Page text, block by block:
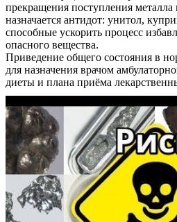
прекращения поступления
назначается антидот: унитол,
способные ускорить процесс
опасного вещества.
Приведение общего состояния в
для назначения врачом
диеты и плана приёма